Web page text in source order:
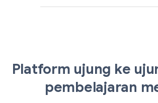
Platform ujung ke
pembelajaran